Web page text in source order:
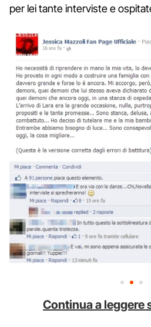
per lei tante interviste e
Continua a leggere